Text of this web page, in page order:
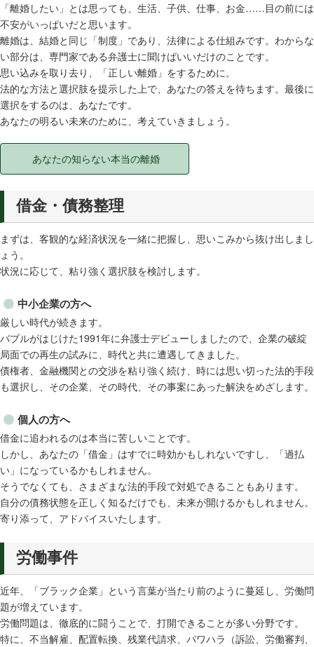
「離婚したい」とは思っても、生活、子供、仕事、お金……目の前には
不安がいっぱいだと思います。
離婚は、結婚と同じ「制度」であり、法律による仕組みです。わからな
い部分は、専門家である弁護士に聞けばいいだけのことです。
思い込みを取り去り、「正しい離婚」をするために。
法的な方法と選択肢を提示した上で、あなたの答えを待ちます。最後に
選択をするのは、あなたです。
あなたの明るい未来のために、考えていきましょう。
あなたの知らない本当の離婚
借金・債務整理
まずは、客観的な経済状況を一緒に把握し、思いこみから抜け出しまし
ょう。
状況に応じて、粘り強く選択肢を検討します。
中小企業の方へ
厳しい時代が続きます。
バブルがはじけた1991年に弁護士デビューしましたので、企業の破綻
局面での再生の試みに、時代と共に遭遇してきました。
債権者、金融機関との交渉を粘り強く続け、時には思い切った法的手段
も選択し、その企業、その時代、その事案にあった解決をめざします。
個人の方へ
借金に追われるのは本当に苦しいことです。
しかし、あなたの「借金」はすでに時効かもしれないですし、「過払
い」になっているかもしれません。
そうでなくても、さまざまな法的手段で対処できることもあります。
自分の債務状態を正しく知るだけでも、未来が開けるかもしれません。
寄り添って、アドバイスいたします。
労働事件
近年、「ブラック企業」という言葉が当たり前のように蔓延し、労働問
題が増えています。
労働問題は、徹底的に闘うことで、打開できることが多い分野です。
特に、不当解雇、配置転換、残業代請求、パワハラ（訴訟、労働審判、